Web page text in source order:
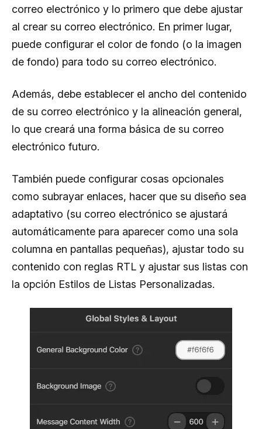
correo electrónico y lo primero que debe ajustar
al crear su correo electrónico. En primer lugar,
puede configurar el color de fondo (o la imagen
de fondo) para todo su correo electrónico.
Además, debe establecer el ancho del contenido
de su correo electrónico y la alineación general,
lo que creará una forma básica de su correo
electrónico futuro.
También puede configurar cosas opcionales
como subrayar enlaces, hacer que su diseño sea
adaptativo (su correo electrónico se ajustará
automáticamente para aparecer como una sola
columna en pantallas pequeñas), ajustar todo su
contenido con reglas RTL y ajustar sus listas con
la opción Estilos de Listas Personalizadas.